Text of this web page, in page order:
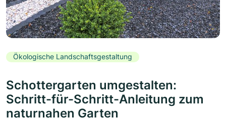
Ökologische Landschaftsgestaltung
Schottergarten umgestalten:
Schritt-für-Schritt-Anleitung zum
naturnahen Garten